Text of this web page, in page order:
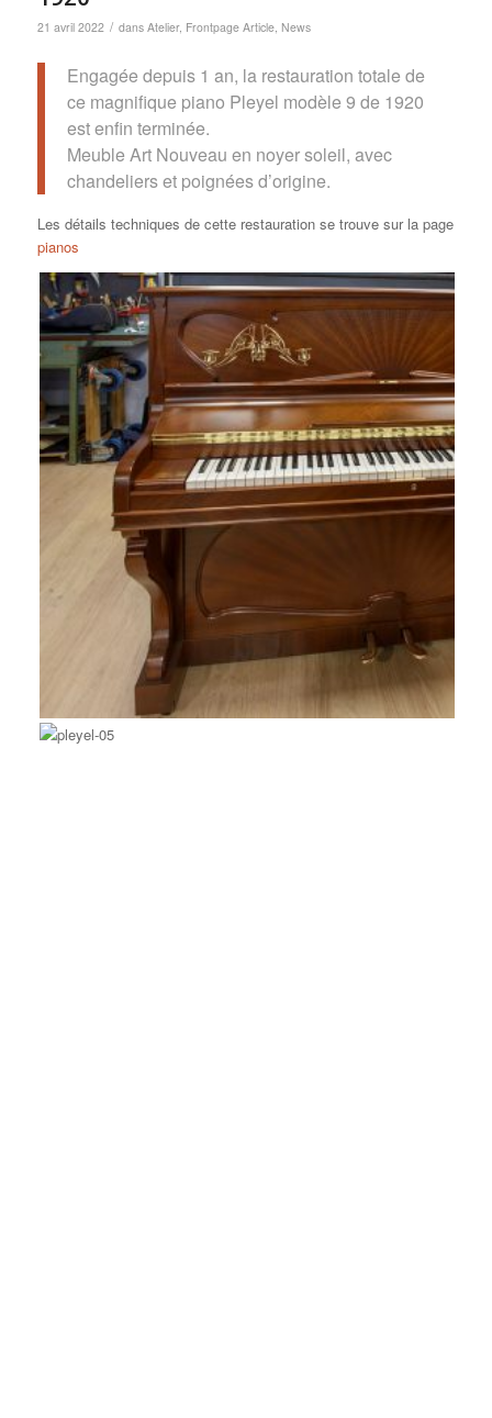
21 avril 2022 / dans Atelier, Frontpage Article, News
Engagée depuis 1 an, la restauration totale de
ce magnifique piano Pleyel modèle 9 de 1920
est enfin terminée.
Meuble Art Nouveau en noyer soleil, avec
chandeliers et poignées d’origine.
Les détails techniques de cette restauration se trouve sur la page
pianos